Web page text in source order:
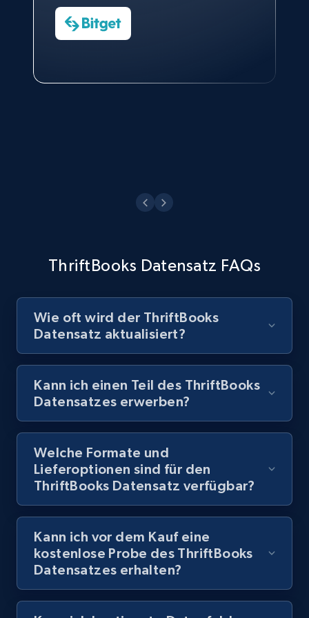
Charmagne Cruz
Philippines Inc.
ThriftBooks Datensatz FAQs
Wie oft wird der ThriftBooks
Datensatz aktualisiert?
Kann ich einen Teil des ThriftBooks
Datensatzes erwerben?
Welche Formate und
Lieferoptionen sind für den
ThriftBooks Datensatz verfügbar?
Kann ich vor dem Kauf eine
kostenlose Probe des ThriftBooks
Datensatzes erhalten?